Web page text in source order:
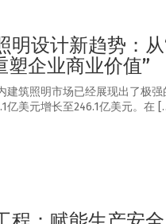
明设计新趋势：
塑企业商业价值”
建筑照明市场已经展现出了极强
亿美元增长至246.1亿美元。在